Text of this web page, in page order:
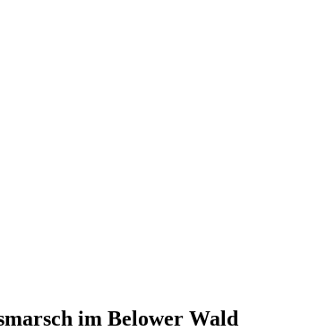
im Belower Wald